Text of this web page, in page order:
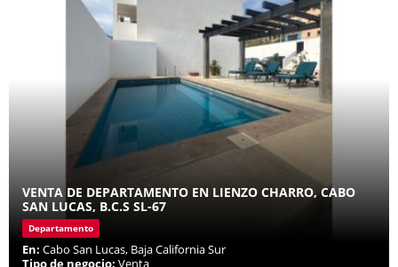
VENTA DE DEPARTAMENTO EN LIENZO CHARRO, CABO
SAN LUCAS, B.C.S SL-67
Departamento
En: Cabo San Lucas, Baja California Sur
Tipo de negocio: Venta